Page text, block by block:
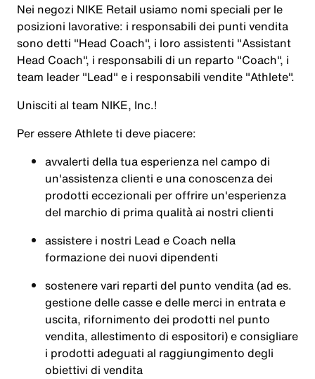
Nei negozi NIKE Retail usiamo nomi speciali per le
posizioni lavorative: i responsabili dei punti vendita
sono detti "Head Coach", i loro assistenti "Assistant
Head Coach", i responsabili di un reparto "Coach", i
team leader "Lead" e i responsabili vendite "Athlete".
Unisciti al team NIKE, Inc.!
Per essereAthleteti deve piacere:
avvalerti della tua esperienza nel campo di
un'assistenza clienti e una conoscenza dei
prodotti eccezionali per offrire un'esperienza
del marchio di prima qualità ai nostri clienti
assistere i nostri Lead e Coach nella
formazione dei nuovi dipendenti
sostenere vari reparti del punto vendita (ad es.
gestione delle casse e delle merci in entrata e
uscita, rifornimento dei prodotti nel punto
vendita, allestimento di espositori) e consigliare
i prodotti adeguati al raggiungimento degli
obiettivi di vendita